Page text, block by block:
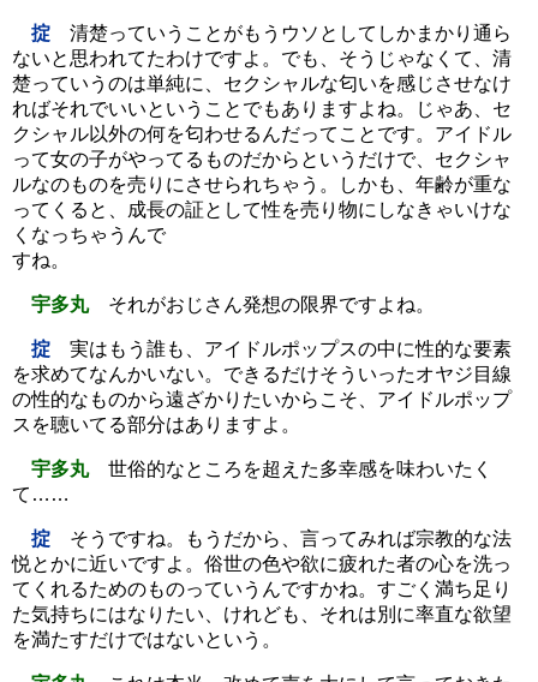
掟 清楚っていうことがもうウソとしてしかまかり通ら
ないと思われてたわけですよ。でも、そうじゃなくて、清
楚っていうのは単純に、セクシャルな匂いを感じさせなけ
ればそれでいいということでもありますよね。じゃあ、セ
クシャル以外の何を匂わせるんだってことです。アイドル
って女の子がやってるものだからというだけで、セクシャ
ルなのものを売りにさせられちゃう。しかも、年齢が重な
ってくると、成長の証として性を売り物にしなきゃいけな
くなっちゃうんで
すね。
宇多丸それがおじさん発想の限界ですよね。
掟 実はもう誰も、アイドルポップスの中に性的な要素
を求めてなんかいない。できるだけそういったオヤジ目線
の性的なものから遠ざかりたいからこそ、アイドルポップ
スを聴いてる部分はありますよ。
宇多丸世俗的なところを超えた多幸感を味わいたく
て……
掟 そうですね。もうだから、言ってみれば宗教的な法
悦とかに近いですよ。俗世の色や欲に疲れた者の心を洗っ
てくれるためのものっていうんですかね。すごく満ち足り
た気持ちにはなりたい、けれども、それは別に率直な欲望
を満たすだけではないという。